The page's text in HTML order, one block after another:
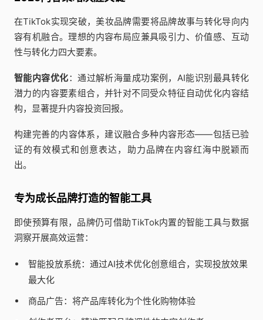
在TikTok实现突破，美妆品牌需要将品牌故事与转化导向内
容有机融合。理想的内容布局应兼具吸引力、价值感、互动
性与转化力四大要素。
智能内容优化：通过解析海量成功案例，AI能识别最具转化
潜力的内容要素组合，并针对不同受众特征自动优化内容结
构，显著提升内容投资回报。
构建完善的内容体系，建议融合多种内容形态——包括已验
证的有效模式和创意表达，助力品牌在内容红海中脱颖而
出。
专为成长品牌打造的智能工具
即使预算有限，品牌仍可借助TikTok内置的智能工具与数据
洞察开展高效运营：
智能投放系统：通过AI技术优化创意组合，实现投放效果
最大化
商品广告：将产品库转化为个性化购物体验